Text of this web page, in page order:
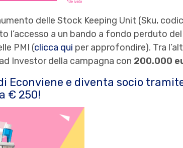
delle Stock Keeping Unit (Sku,
a un bando a fondo perduto del
PMI (clicca qui per approfondire). Tra
Investor della campagna con 200.000
Econviene e diventa socio
€ 250!